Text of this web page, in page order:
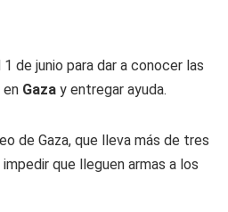
de junio para dar a conocer las
en Gaza y entregar ayuda.
de Gaza, que lleva más de tres
que lleguen armas a los